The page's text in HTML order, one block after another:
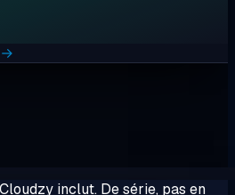
→
inclut. De série, pas en